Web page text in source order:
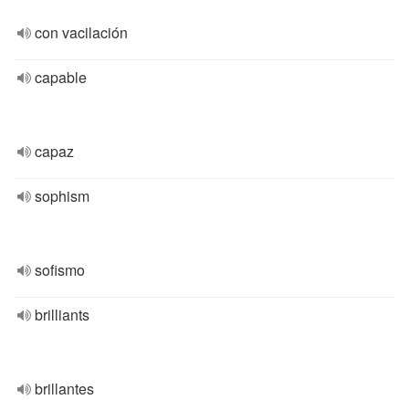
con vacilación
capable
capaz
sophism
sofismo
brilliants
brillantes